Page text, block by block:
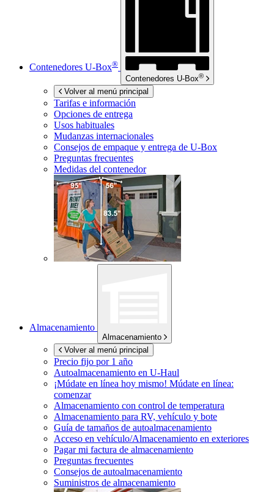
Contenedores U-Box®
Contenedores U-Box®
Volver al menú principal
Tarifas e información
Opciones de entrega
Usos habituales
Mudanzas internacionales
Consejos de empaque y entrega de U-Box
Preguntas frecuentes
Medidas del contenedor
Almacenamiento
Almacenamiento
Volver al menú principal
Precio fijo por 1 año
Autoalmacenamiento en U-Haul
¡Múdate en línea hoy mismo! Múdate en línea:
comenzar
Almacenamiento con control de temperatura
Almacenamiento para RV, vehículo y bote
Guía de tamaños de autoalmacenamiento
Acceso en vehículo/Almacenamiento en exteriores
Pagar mi factura de almacenamiento
Preguntas frecuentes
Consejos de autoalmacenamiento
Suministros de almacenamiento